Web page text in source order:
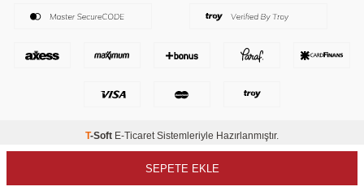
SEPETE EKLE
T-Soft E-TicaretSistemleriyle Hazırlanmıştır.